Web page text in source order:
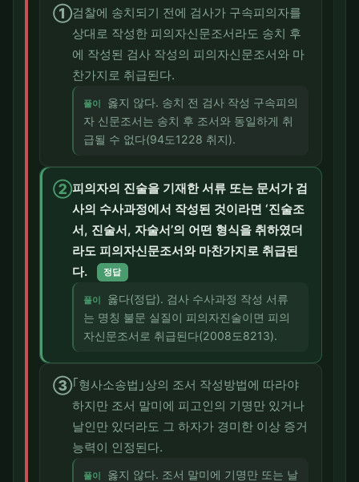
①검찰에 송치되기 전에 검사가 구속피의자를
상대로 작성한 피의자신문조서라도 송치 후
에 작성된 검사 작성의 피의자신문조서와 마
찬가지로 취급된다.
풀이
옳지 않다. 송치 전 검사 작성 구속피의
자 신문조서는 송치 후 조서와 동일하게 취
급될 수 없다(94도1228 취지).
②피의자의 진술을 기재한 서류 또는 문서가 검
사의 수사과정에서 작성된 것이라면 ‘진술조
서, 진술서, 자술서’의 어떤 형식을 취하였더
라도 피의자신문조서와 마찬가지로 취급된
다.
정답
풀이
옳다(정답). 검사 수사과정 작성 서류
는 명칭 불문 실질이 피의자진술이면 피의
자신문조서로 취급된다(2008도8213).
③｢형사소송법｣상의 조서 작성방법에 따라야
하지만 조서 말미에 피고인의 기명만 있거나
날인만 있더라도 그 하자가 경미한 이상 증거
능력이 인정된다.
풀이
옳지 않다. 조서 말미에 기명만 또는 날